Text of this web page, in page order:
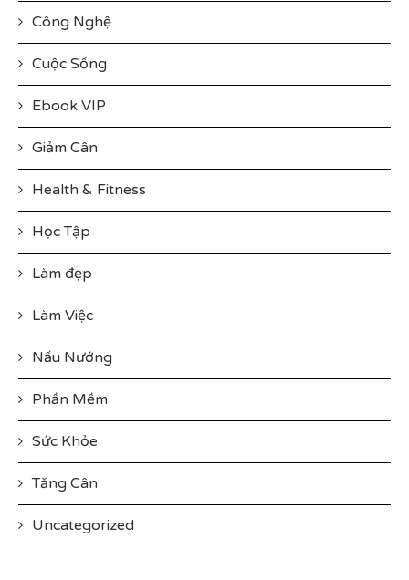
Công Nghệ
Cuộc Sống
Ebook VIP
Giảm Cân
Health & Fitness
Học Tập
Làm đẹp
Làm Việc
Nấu Nướng
Phần Mềm
Sức Khỏe
Tăng Cân
Uncategorized